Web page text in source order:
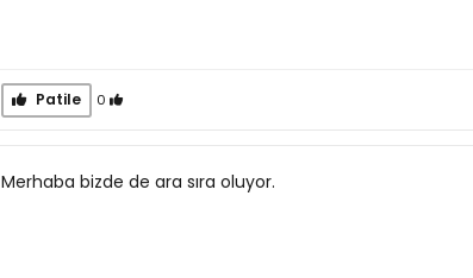
Patile 0
Merhaba bizde de ara sıra oluyor.